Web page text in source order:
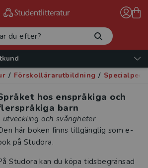
/ Förskollärarutbildning /
hos enspråkiga och
barn
utveckling och svårigheter
här boken finns tillgänglig som e-
på Studora.
Studora kan du köpa tidsbegränsad